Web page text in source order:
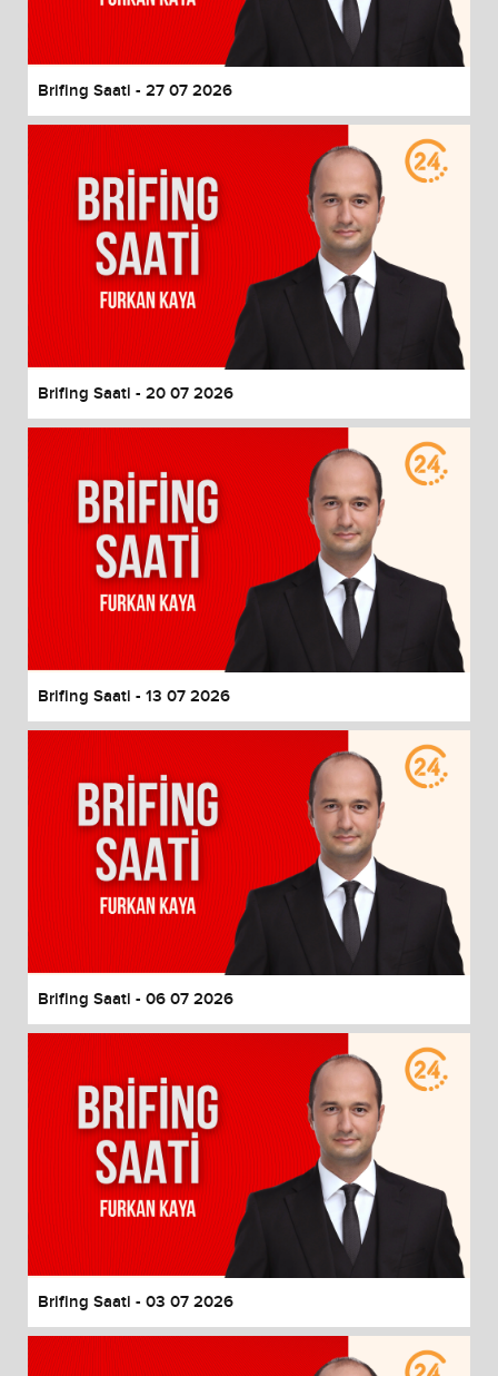
Brifing Saati - 27 07 2026
Brifing Saati - 20 07 2026
Brifing Saati - 13 07 2026
Brifing Saati - 06 07 2026
Brifing Saati - 03 07 2026